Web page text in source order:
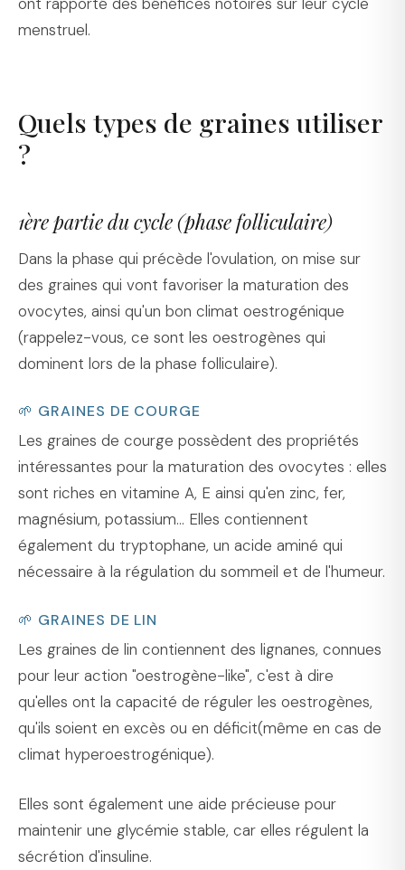
ont rapporté des bénéfices notoires sur leur cycle
menstruel.
Quels types de graines utiliser
?
1ère partie du cycle (phase folliculaire)
Dans la phase qui précède l'ovulation, on mise sur
des graines qui vont favoriser la maturation des
ovocytes, ainsi qu'un bon climat oestrogénique
(rappelez-vous, ce sont les oestrogènes qui
dominent lors de la phase folliculaire).
🌱 GRAINES DE COURGE
Les graines de courge possèdent des propriétés
intéressantes pour la maturation des ovocytes : elles
sont riches en vitamine A, E ainsi qu'en zinc, fer,
magnésium, potassium... Elles contiennent
également du tryptophane, un acide aminé qui
nécessaire à la régulation du sommeil et de l'humeur.
🌱 GRAINES DE LIN
Les graines de lin contiennent des lignanes, connues
pour leur action "oestrogène-like", c'est à dire
qu'elles ont la capacité de réguler les oestrogènes,
qu'ils soient en excès ou en déficit(même en cas de
climat hyperoestrogénique).
Elles sont également une aide précieuse pour
maintenir une glycémie stable, car elles régulent la
sécrétion d'insuline.